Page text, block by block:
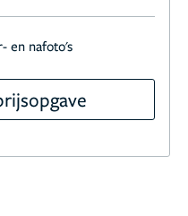
en nafoto's